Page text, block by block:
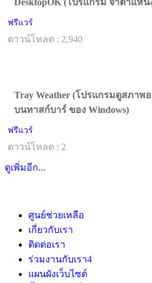
DesktopOK (โปรแกรม จำตำแหน่
ฟรีแวร์
ดาวน์โหลด : 2,940
Tray Weather (โปรแกรมดูสภา
บนทาสก์บาร์ ของ Windows)
ฟรีแวร์
ดาวน์โหลด : 2
ดูเพิ่มอีก...
ศูนย์ช่วยเหลือ
เกี่ยวกับเรา
ติดต่อเรา
ร่วมงานกับเรา4
แผนผังเว็บไซต์